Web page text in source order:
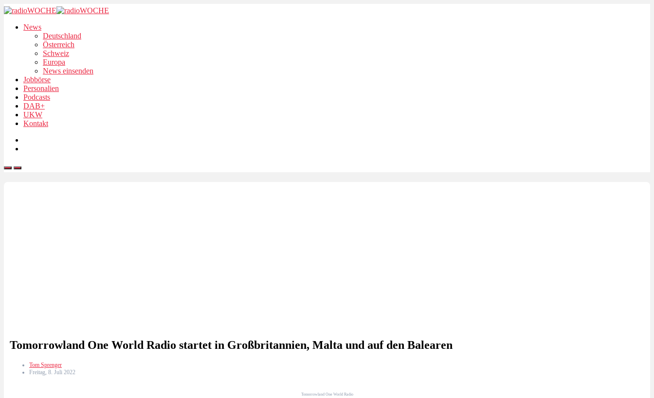
News
Deutschland
Österreich
Schweiz
Europa
News einsenden
Jobbörse
Personalien
Podcasts
DAB+
UKW
Kontakt
Tomorrowland One World Radio startet in Großbritannien, Malta und auf den Balearen
Tom Sprenger
Freitag, 8. Juli 2022
Tomorrowland One World Radio